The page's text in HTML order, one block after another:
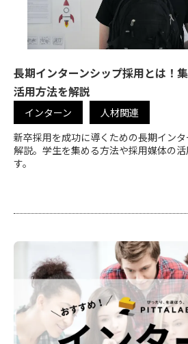
長期インターンシップ採用とは！
活用方法を解説
インターン 人材関連
新卒採用を成功に導くための長期イン
解説。学生を集める方法や採用媒体の
す。